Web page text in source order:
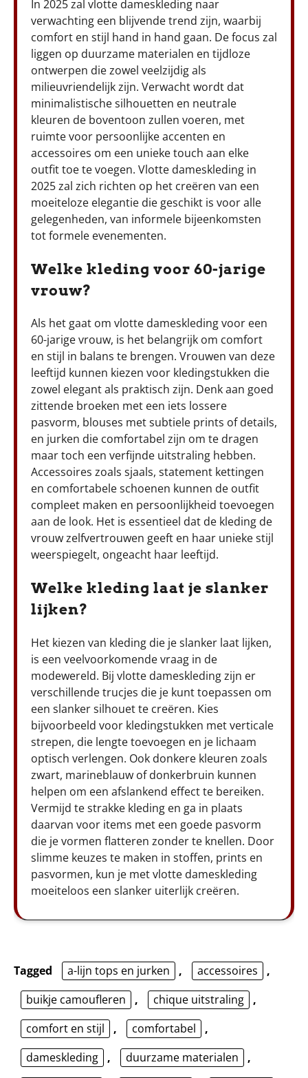
In 2025 zal vlotte dameskleding naar
verwachting een blijvende trend zijn, waarbij
comfort en stijl hand in hand gaan. De focus zal
liggen op duurzame materialen en tijdloze
ontwerpen die zowel veelzijdig als
milieuvriendelijk zijn. Verwacht wordt dat
minimalistische silhouetten en neutrale
kleuren de boventoon zullen voeren, met
ruimte voor persoonlijke accenten en
accessoires om een unieke touch aan elke
outfit toe te voegen. Vlotte dameskleding in
2025 zal zich richten op het creëren van een
moeiteloze elegantie die geschikt is voor alle
gelegenheden, van informele bijeenkomsten
tot formele evenementen.
Welke kleding voor 60-jarige
vrouw?
Als het gaat om vlotte dameskleding voor een
60-jarige vrouw, is het belangrijk om comfort
en stijl in balans te brengen. Vrouwen van deze
leeftijd kunnen kiezen voor kledingstukken die
zowel elegant als praktisch zijn. Denk aan goed
zittende broeken met een iets lossere
pasvorm, blouses met subtiele prints of details,
en jurken die comfortabel zijn om te dragen
maar toch een verfijnde uitstraling hebben.
Accessoires zoals sjaals, statement kettingen
en comfortabele schoenen kunnen de outfit
compleet maken en persoonlijkheid toevoegen
aan de look. Het is essentieel dat de kleding de
vrouw zelfvertrouwen geeft en haar unieke stijl
weerspiegelt, ongeacht haar leeftijd.
Welke kleding laat je slanker
lijken?
Het kiezen van kleding die je slanker laat lijken,
is een veelvoorkomende vraag in de
modewereld. Bij vlotte dameskleding zijn er
verschillende trucjes die je kunt toepassen om
een slanker silhouet te creëren. Kies
bijvoorbeeld voor kledingstukken met verticale
strepen, die lengte toevoegen en je lichaam
optisch verlengen. Ook donkere kleuren zoals
zwart, marineblauw of donkerbruin kunnen
helpen om een afslankend effect te bereiken.
Vermijd te strakke kleding en ga in plaats
daarvan voor items met een goede pasvorm
die je vormen flatteren zonder te knellen. Door
slimme keuzes te maken in stoffen, prints en
pasvormen, kun je met vlotte dameskleding
moeiteloos een slanker uiterlijk creëren.
Tagged a-lijn tops en jurken , accessoires
,
buikje camoufleren
, chique uitstraling
,
comfort en stijl
, comfortabel
,
dameskleding
, duurzame materialen
,